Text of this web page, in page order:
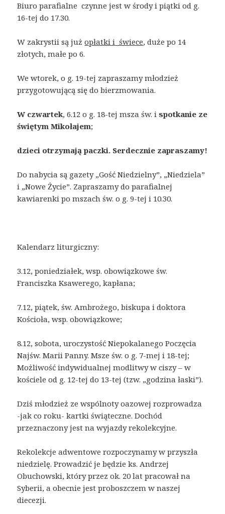
Biuro parafialne czynne jest w środy i piątki od g.
16-tej do 17.30.
W zakrystii są jużopłatki i świece, duże po 14
złotych, małe po 6.
We wtorek, o g. 19-tej zapraszamy młodzież
przygotowującą się do bierzmowania.
W czwartek, 6.12 o g. 18-tej msza św. ispotkanie ze
świętym Mikołajem;
dzieci otrzymają paczki. Serdecznie zapraszamy!
Do nabycia są gazety „Gość Niedzielny”, „Niedziela”
i „Nowe Życie”. Zapraszamy do parafialnej
kawiarenki po mszach św. o g. 9-tej i 10.30.
Kalendarz liturgiczny:
3.12, poniedziałek, wsp. obowiązkowe św.
Franciszka Ksawerego, kapłana;
7.12, piątek, św. Ambrożego, biskupa i doktora
Kościoła, wsp. obowiązkowe;
8.12, sobota, uroczystość Niepokalanego Poczęcia
Najśw. Marii Panny. Msze św. o g. 7-mej i 18-tej;
Możliwość indywidualnej modlitwy w ciszy – w
kościele od g. 12-tej do 13-tej (tzw. „godzina łaski”).
Dziś młodzież ze wspólnoty oazowej rozprowadza
-jak co roku- kartki świąteczne. Dochód
przeznaczony jest na wyjazdy rekolekcyjne.
Rekolekcje adwentowe rozpoczynamy w przyszła
niedzielę. Prowadzić je będzie ks. Andrzej
Obuchowski, który przez ok. 20 lat pracował na
Syberii, a obecnie jest proboszczem w naszej
diecezji.